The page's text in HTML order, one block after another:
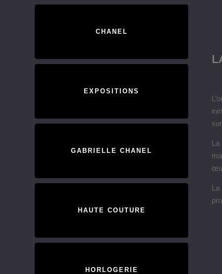
La
La
CHANEL
EXPOSITIONS
GABRIELLE CHANEL
HAUTE COUTURE
HORLOGERIE